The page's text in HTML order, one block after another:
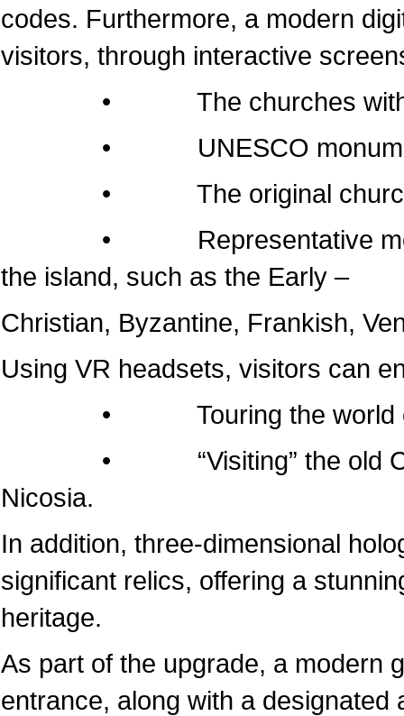
codes. Furthermore, a modern
visitors, through interactive
• The churches within
• UNESCO
• The original churches
• Representative
the island, such as the Early –
Christian, Byzantine, Frankish,
Using VR headsets, visitors can
• Touring the world of
• “Visiting” the old
Nicosia.
In addition, three-dimensional
significant relics, offering a
heritage.
As part of the upgrade, a modern
entrance, along with a